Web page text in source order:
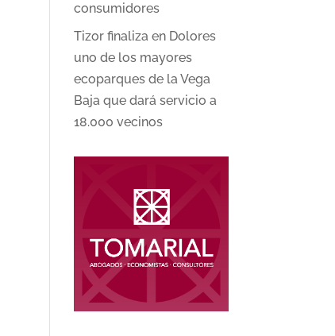
consumidores
Tizor finaliza en Dolores
uno de los mayores
ecoparques de la Vega
Baja que dará servicio a
18.000 vecinos